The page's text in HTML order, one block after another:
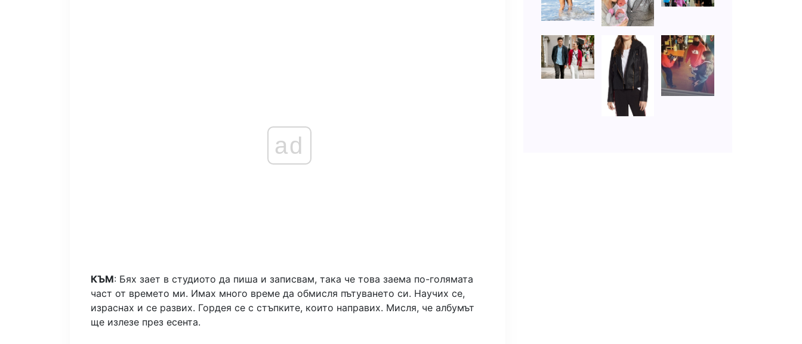
ad
КЪМ: Бях зает в студиото да пиша и записвам, така че това заема по-голямата
част от времето ми. Имах много време да обмисля пътуването си. Научих се,
израснах и се развих. Гордея се с стъпките, които направих. Мисля, че албумът
ще излезе през есента.